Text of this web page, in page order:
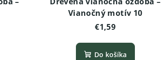
Vianočný motív 10
€1,59
Do košíka